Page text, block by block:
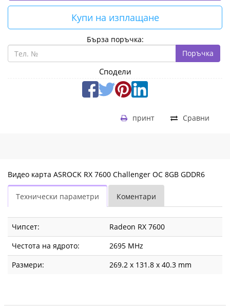
Купи на изплащане
Бърза поръчка:
Поръчка
Сподели
Сравни
принт
Видео карта ASROCK RX 7600 Challenger OC 8GB GDDR6
Технически параметри Коментари
Чипсет:
Radeon RX 7600
Честота на ядрото:
2695 MHz
Размери:
269.2 x 131.8 x 40.3 mm